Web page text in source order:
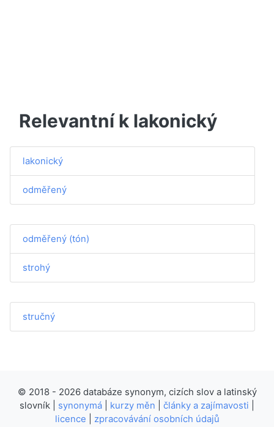
Relevantní k lakonický
lakonický
odměřený
odměřený (tón)
strohý
stručný
© 2018 - 2026 databáze synonym, cizích slov a latinský
slovník | synonymá kurzy měn články a zajímavosti
licence
zpracovávání osobních údajů